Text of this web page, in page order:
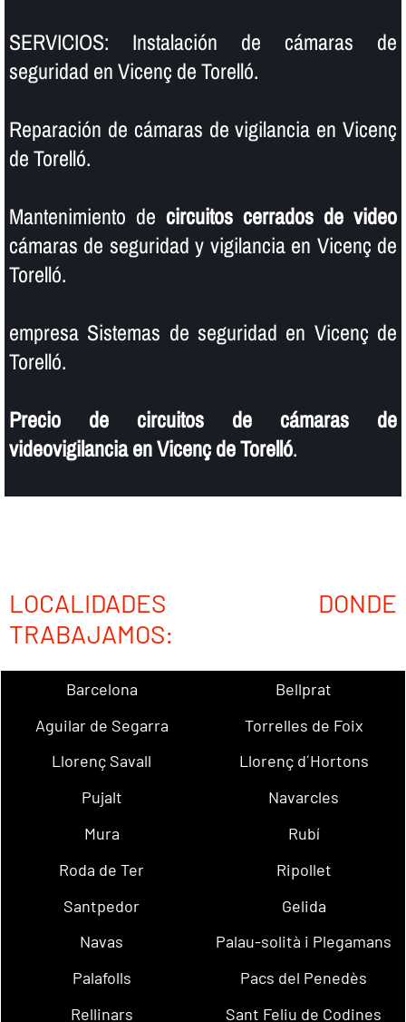
SERVICIOS: Instalación de cámaras de
seguridad en Vicenç de Torelló.
Reparación de cámaras de vigilancia en Vicenç
de Torelló.
Mantenimiento de circuitos cerrados de video
cámaras de seguridad y vigilancia en Vicenç de
Torelló.
empresa Sistemas de seguridad en Vicenç de
Torelló.
Precio de circuitos de cámaras de
videovigilancia en Vicenç de Torelló.
LOCALIDADES DONDE
TRABAJAMOS:
Barcelona
Bellprat
Aguilar de Segarra
Torrelles de Foix
Llorenç Savall
Llorenç d´Hortons
Pujalt
Navarcles
Mura
Rubí
Roda de Ter
Ripollet
Santpedor
Gelida
Navas
Palau-solità i Plegamans
Palafolls
Pacs del Penedès
Rellinars
Sant Feliu de Codines